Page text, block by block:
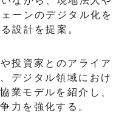
ーンのデジタル化を
設計を提案。
投資家とのアライア
デジタル領域におけ
業モデルを紹介し、
力を強化する。